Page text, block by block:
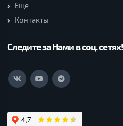
Еще
Контакты
Следите за Нами в соц. сетях!